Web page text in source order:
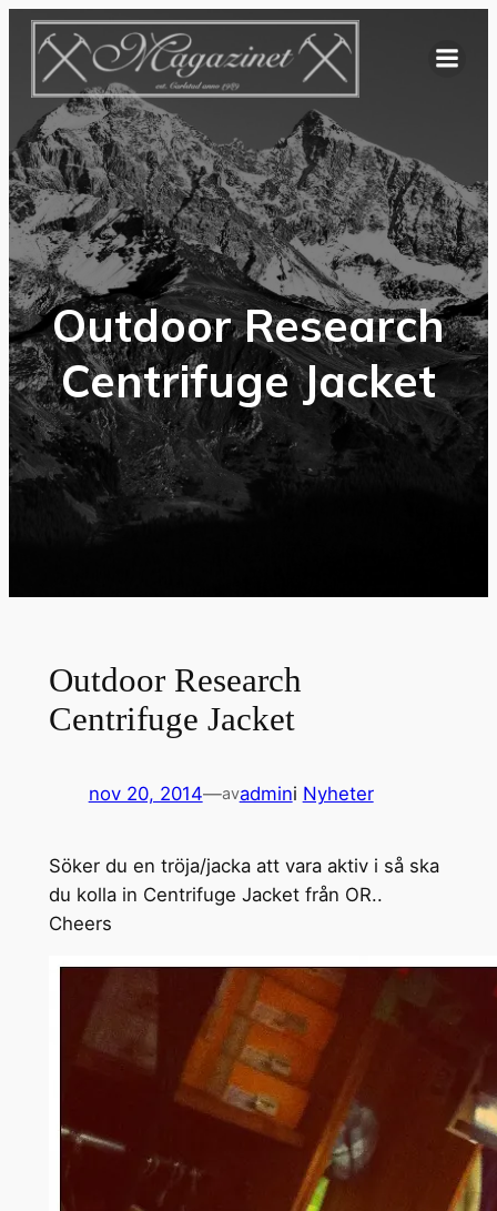
Hoppa
innehåll
Outdoor Research
Centrifuge Jacket
Outdoor Research
Centrifuge Jacket
nov 20, 2014—avadmini Nyheter
Söker du en tröja/jacka att vara aktiv i så ska
du kolla in Centrifuge Jacket från OR..
Cheers